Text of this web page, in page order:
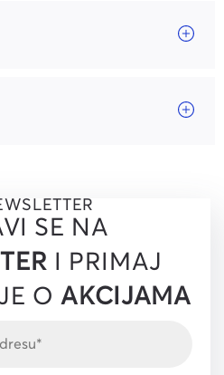
SE NA
I PRIMAJ
OAKCIJAMA